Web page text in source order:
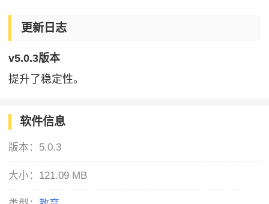
更新日志
v5.0.3版本
提升了稳定性。
软件信息
版本： 5.0.3
大小： 121.09 MB